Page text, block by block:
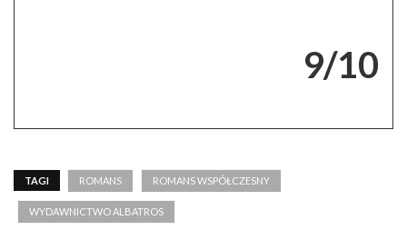
9/10
TAGI ROMANS ROMANS WSPÓŁCZESNY
WYDAWNICTWO ALBATROS